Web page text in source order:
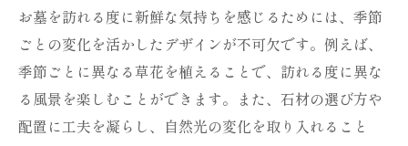
お墓を訪れる度に新鮮な気持ちを感じるためには、季節
ごとの変化を活かしたデザインが不可欠です。例えば、
季節ごとに異なる草花を植えることで、訪れる度に異な
る風景を楽しむことができます。また、石材の選び方や
配置に工夫を凝らし、自然光の変化を取り入れること